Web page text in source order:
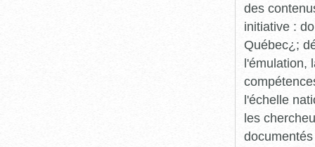
des
initiative :
Québec¿;
l'émulation,
l'échelle
les